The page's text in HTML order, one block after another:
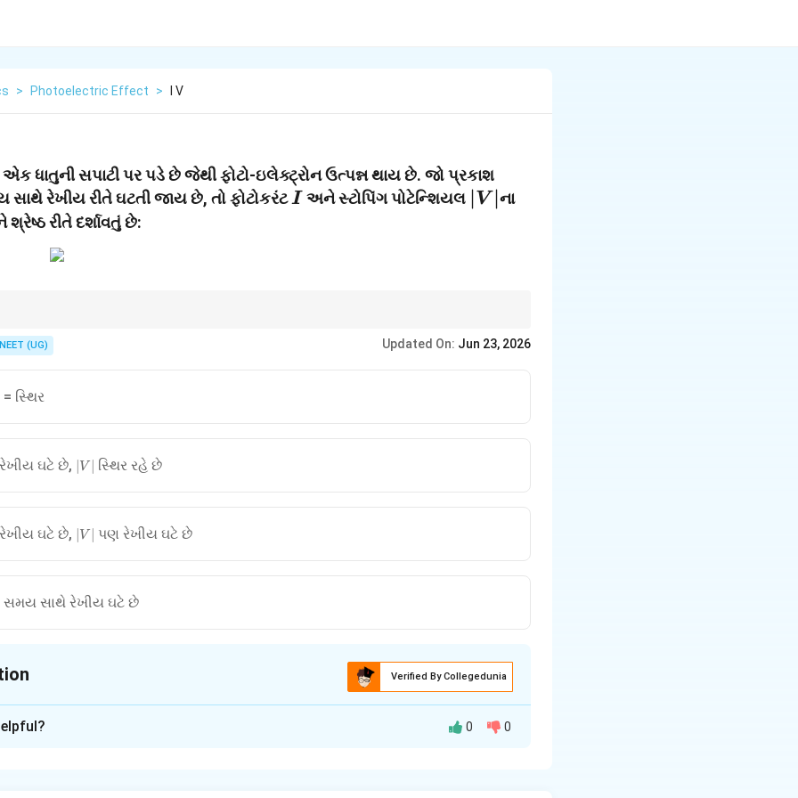
> Photoelectric Effect > I V
ધાતુની સપાટી પર પડે છે જેથી ફોટો-ઇલેક્ટ્રોન ઉત્પન્ન થાય છે. જો પ્રકાશ
સાથે રેખીય રીતે ઘટતી જાય છે, તો ફોટોકરંટI
I અને સ્ટોપિંગ પોટેન્શિયલ |V|
∣ V ∣ના
રીતે દર્શાવતું છે:
NEET (UG) Updated On: Jun 23, 2026
= સ્થિર
ઘટે છે, |V|
V ∣ સ્થિર રહે છે
ઘટે છે, |V|
V ∣ પણ રેખીય ઘટે છે
સમય સાથે રેખીય ઘટે છે
Verified By Collegedunia
0 0